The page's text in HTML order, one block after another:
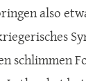
also
schlimmen